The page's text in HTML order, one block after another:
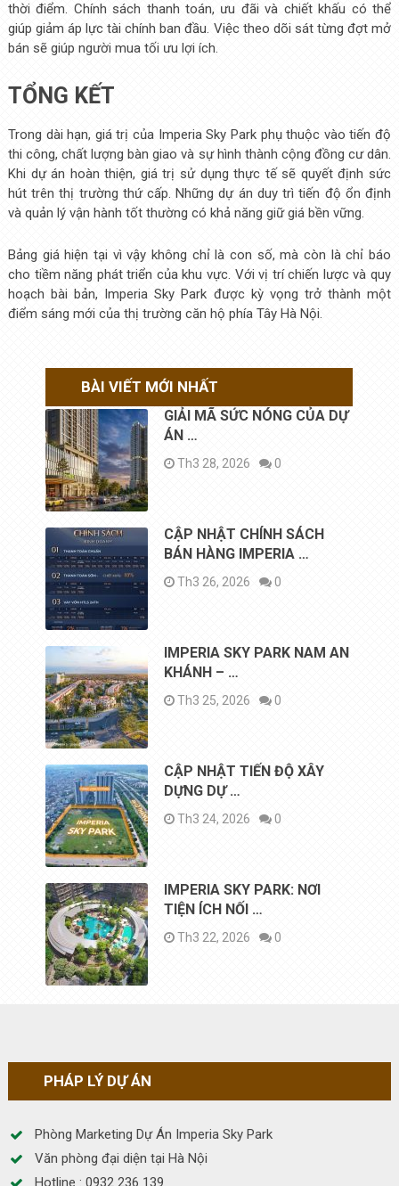
thời điểm. Chính sách thanh toán, ưu đãi và chiết khấu có thể
giúp giảm áp lực tài chính ban đầu. Việc theo dõi sát từng đợt mở
bán sẽ giúp người mua tối ưu lợi ích.
TỔNG KẾT
Trong dài hạn, giá trị của Imperia Sky Park phụ thuộc vào tiến độ
thi công, chất lượng bàn giao và sự hình thành cộng đồng cư dân.
Khi dự án hoàn thiện, giá trị sử dụng thực tế sẽ quyết định sức
hút trên thị trường thứ cấp. Những dự án duy trì tiến độ ổn định
và quản lý vận hành tốt thường có khả năng giữ giá bền vững.
Bảng giá hiện tại vì vậy không chỉ là con số, mà còn là chỉ báo
cho tiềm năng phát triển của khu vực. Với vị trí chiến lược và quy
hoạch bài bản, Imperia Sky Park được kỳ vọng trở thành một
điểm sáng mới của thị trường căn hộ phía Tây Hà Nội.
BÀI VIẾT MỚI NHẤT
GIẢI MÃ SỨC NÓNG CỦA DỰ
ÁN …
Th3 28, 2026 0
CẬP NHẬT CHÍNH SÁCH
BÁN HÀNG IMPERIA …
Th3 26, 2026 0
IMPERIA SKY PARK NAM AN
KHÁNH – …
Th3 25, 2026 0
CẬP NHẬT TIẾN ĐỘ XÂY
DỰNG DỰ …
Th3 24, 2026 0
IMPERIA SKY PARK: NƠI
TIỆN ÍCH NỐI …
Th3 22, 2026 0
PHÁP LÝ DỰ ÁN
Phòng Marketing Dự Án Imperia Sky Park
Văn phòng đại diện tại Hà Nội
Hotline : 0932 236 139